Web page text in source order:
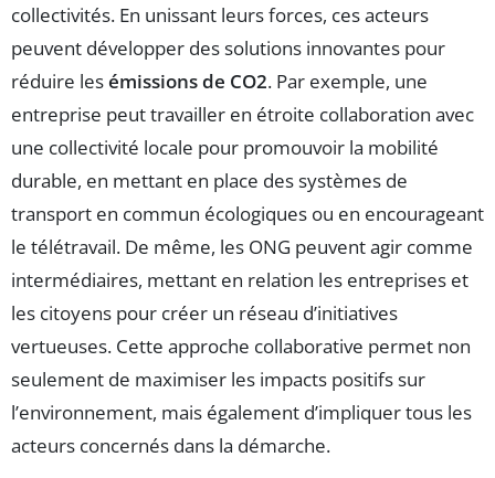
collectivités. En unissant leurs forces, ces acteurs
peuvent développer des solutions innovantes pour
réduire lesémissions de CO2. Par exemple, une
entreprise peut travailler en étroite collaboration avec
une collectivité locale pour promouvoir la mobilité
durable, en mettant en place des systèmes de
transport en commun écologiques ou en encourageant
le télétravail. De même, les ONG peuvent agir comme
intermédiaires, mettant en relation les entreprises et
les citoyens pour créer un réseau d’initiatives
vertueuses. Cette approche collaborative permet non
seulement de maximiser les impacts positifs sur
l’environnement, mais également d’impliquer tous les
acteurs concernés dans la démarche.